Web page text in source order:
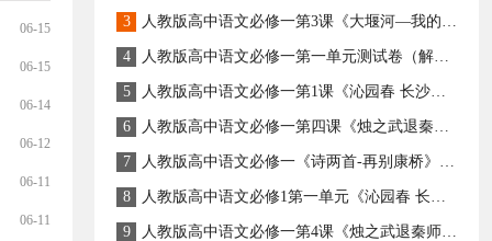
06-15
06-15
06-14
06-12
06-11
06-11
3 人教版高中语文必修一第3课《大堰河—我的保姆》同步学习课件
4 人教版高中语文必修一第一单元测试卷（解析版）
5 人教版高中语文必修一第1课《沁园春 长沙》同步课件
6 人教版高中语文必修一第四课《烛之武退秦师》学习课件
7 人教版高中语文必修一《诗两首-再别康桥》同步学习资料
8 人教版高中语文必修1第一单元《沁园春 长沙》详解课件
9 人教版高中语文必修一第4课《烛之武退秦师》全解